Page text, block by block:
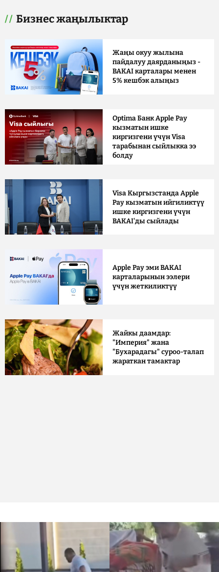
Бизнес жаңылыктар
Жаңы окуу жылына
пайдалуу даярданыңыз -
BAKAI карталары менен
5% кешбэк алыңыз
Optima Банк Apple Pay
кызматын ишке
киргизгени үчүн Visa
тарабынан сыйлыкка ээ
болду
Visa Кыргызстанда Apple
Pay кызматын ийгиликтүү
ишке киргизгени үчүн
BAKAI'ды сыйлады
Apple Pay эми BAKAI
карталарынын ээлери
үчүн жеткиликтүү
Жайкы даамдар:
"Империя" жана
"Бухарадагы" суроо-талап
жараткан тамактар